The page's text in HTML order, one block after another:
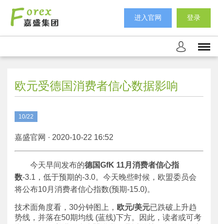
进入官网 登录
欧元受德国消费者信心数据影响
10/22
嘉盛官网 · 2020-10-22 16:52
今天早间发布的德国GfK 11月消费者信心指
数-3.1，低于预期的-3.0。今天晚些时候，欧盟委员会
将公布10月消费者信心指数(预期-15.0)。
技术面角度看，30分钟图上， 欧元/美元已跌破上升趋
势线，并落在50期均线 (蓝线)下方。因此，读者或可考